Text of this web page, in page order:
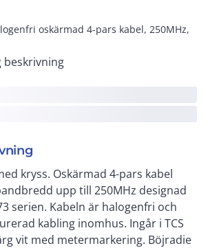
oskärmad 4-pars kabel, 250MHz,
beskrivning
kryss. Oskärmad 4-pars kabel
upp till 250MHz designad
serien. Kabeln är halogenfri och
kabling inomhus. Ingår i TCS
vit med metermarkering. Böjradie